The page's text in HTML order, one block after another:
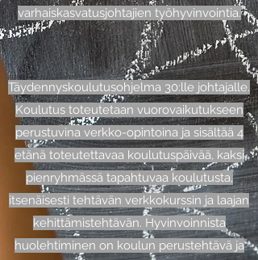
varhaiskasvatusjohtajien työhyvinvointia.
Täydennyskoulutusohjelma 30:lle johtajalle.
Koulutus toteutetaan vuorovaikutukseen
perustuvina verkko-opintoina ja sisältää 4
etänä toteutettavaa koulutuspäivää, kaksi
pienryhmässä tapahtuvaa koulutusta,
itsenäisesti tehtävän verkkokurssin ja laajan
kehittämistehtävän. Hyvinvoinnista
huolehtiminen on koulun perustehtävä ja